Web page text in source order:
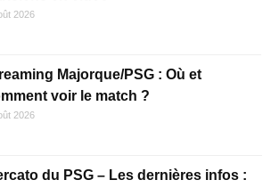
2026
Majorque/PSG : Où et
voir le match ?
2026
du PSG – Les dernières infos :